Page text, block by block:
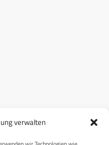
verwalten